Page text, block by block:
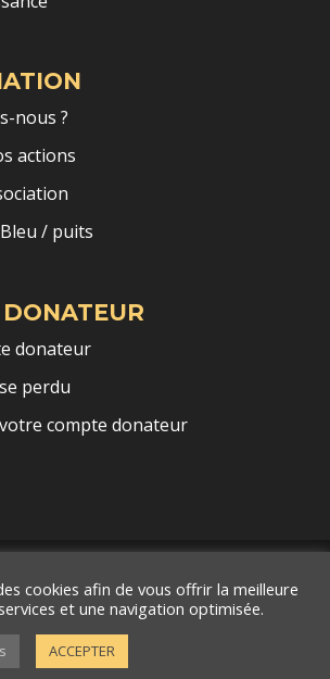
nous ?
actions
/ puits
donateur
perdu
compte donateur
Agence R Créativ'•Mentions Légales
•Conditions Générales
d'Utilisation
cookies afin de vous offrir la meilleure
et une navigation optimisée.
ACCEPTER